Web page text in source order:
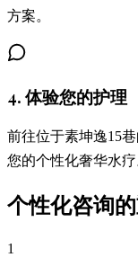
方案。
4. 体验您的护理
前往位于素坤逸15
您的个性化奢华水疗
个性化咨询
1